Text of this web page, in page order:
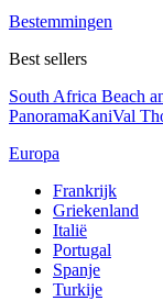
Bestemmingen
Best sellers
South Africa Beach
PanoramaKaniVal
Europa
Frankrijk
Griekenland
Italië
Portugal
Spanje
Turkije